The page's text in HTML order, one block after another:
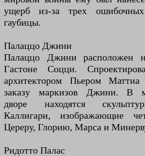
ущерб из-за трех
гаубицы.
Палаццо Джини
Палаццо Джини расположен
Гастоне Соцци.
архитектором Пьером
заказу маркизов Джини. В
дворе находятся
Каллигари, изображающие
Цереру, Глорию, Марса и
Ридотто Палас